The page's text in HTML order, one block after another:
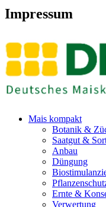
Impressum
Mais kompakt
Botanik &
Saatgut &
Anbau
Düngung
Ernte &
Verwertung